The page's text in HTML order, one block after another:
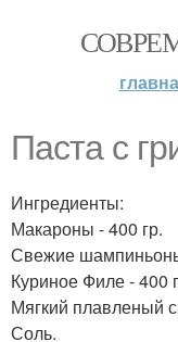
Паста с
Ингредиенты:
Макароны - 400 гр.
Свежие
Куриное Филе - 400
Мягкий плавленый
Соль.